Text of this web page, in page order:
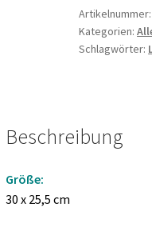
Kategorien:
Schlagwörter:
Beschreibung
Größe:
30 x 25,5 cm